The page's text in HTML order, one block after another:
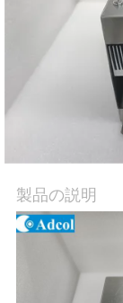
管
理
接
製品の説明